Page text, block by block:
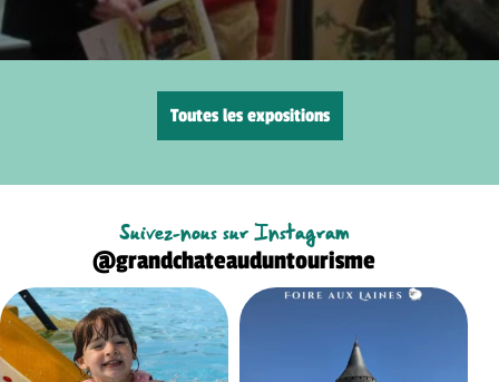
Toutes les expositions
Suivez-nous sur Instagram
@grandchateauduntourisme